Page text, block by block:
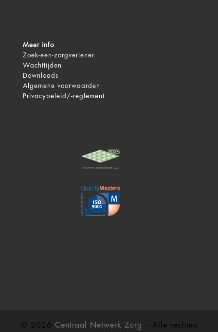
Meer info
Zoek-een-zorgverlener
Wachttijden
Downloads
Algemene voorwaarden
Privacybeleid/-reglement
© 2026 Centraal Netwerk Zorg – Alle rechten